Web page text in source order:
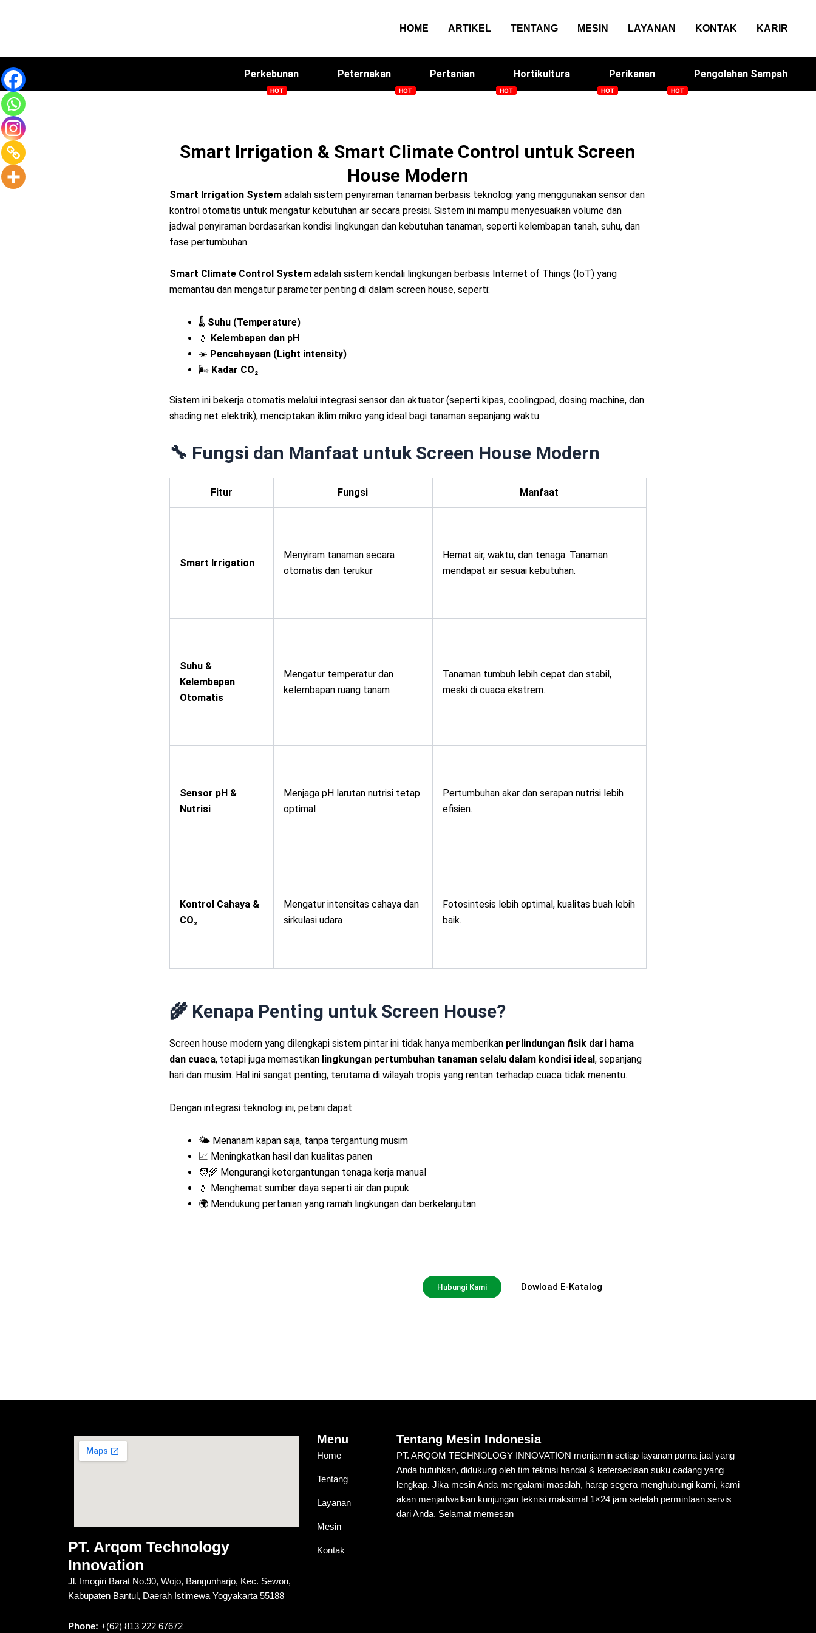
HOME ARTIKEL TENTANG MESIN LAYANAN KONTAK KARIR
Perkebunan Peternakan Pertanian Hortikultura Perikanan Pengolahan Sampah
Smart Irrigation & Smart Climate Control untuk Screen
House Modern
Smart Irrigation Systemadalah sistem penyiraman tanaman berbasis teknologi yang menggunakan sensor dan
kontrol otomatis untuk mengatur kebutuhan air secara presisi. Sistem ini mampu menyesuaikan volume dan
jadwal penyiraman berdasarkan kondisi lingkungan dan kebutuhan tanaman, seperti kelembapan tanah, suhu, dan
fase pertumbuhan.
Smart Climate Control Systemadalah sistem kendali lingkungan berbasis Internet of Things (IoT) yang
memantau dan mengatur parameter penting di dalam screen house, seperti:
🌡️ Suhu (Temperature)
💧 Kelembapan dan pH
☀️ Pencahayaan (Light intensity)
🌬️ Kadar CO₂
Sistem ini bekerja otomatis melalui integrasi sensor dan aktuator (seperti kipas, coolingpad, dosing machine, dan
shading net elektrik), menciptakan iklim mikro yang ideal bagi tanaman sepanjang waktu.
🔧 Fungsi dan Manfaat untuk Screen House Modern
Fitur Fungsi Manfaat
Smart Irrigation
Menyiram tanaman secara
otomatis dan terukur
Hemat air, waktu, dan tenaga. Tanaman
mendapat air sesuai kebutuhan.
Suhu &
Kelembapan
Otomatis
Mengatur temperatur dan
kelembapan ruang tanam
Tanaman tumbuh lebih cepat dan stabil,
meski di cuaca ekstrem.
Sensor pH &
Nutrisi
Menjaga pH larutan nutrisi tetap
optimal
Pertumbuhan akar dan serapan nutrisi lebih
efisien.
Kontrol Cahaya &
CO₂
Mengatur intensitas cahaya dan
sirkulasi udara
Fotosintesis lebih optimal, kualitas buah lebih
baik.
🌾 Kenapa Penting untuk Screen House?
Screen house modern yang dilengkapi sistem pintar ini tidak hanya memberikan perlindungan fisik dari hama
dan cuaca, tetapi juga memastikan lingkungan pertumbuhan tanaman selalu dalam kondisi ideal, sepanjang
hari dan musim. Hal ini sangat penting, terutama di wilayah tropis yang rentan terhadap cuaca tidak menentu.
Dengan integrasi teknologi ini, petani dapat:
🌤️ Menanam kapan saja, tanpa tergantung musim
📈 Meningkatkan hasil dan kualitas panen
🧑‍🌾 Mengurangi ketergantungan tenaga kerja manual
💧 Menghemat sumber daya seperti air dan pupuk
🌍 Mendukung pertanian yang ramah lingkungan dan berkelanjutan
Hubungi Kami Dowload E-Katalog
PT. Arqom Technology
Innovation
Jl. Imogiri Barat No.90, Wojo, Bangunharjo, Kec. Sewon,
Kabupaten Bantul, Daerah Istimewa Yogyakarta 55188
Phone: +(62) 813 222 67672
Menu
Home
Tentang
Layanan
Mesin
Kontak
Tentang Mesin Indonesia
PT. ARQOM TECHNOLOGY INNOVATION menjamin setiap layanan purna jual yang
Anda butuhkan, didukung oleh tim teknisi handal & ketersediaan suku cadang yang
lengkap. Jika mesin Anda mengalami masalah, harap segera menghubungi kami, kami
akan menjadwalkan kunjungan teknisi maksimal 1×24 jam setelah permintaan servis
dari Anda. Selamat memesan